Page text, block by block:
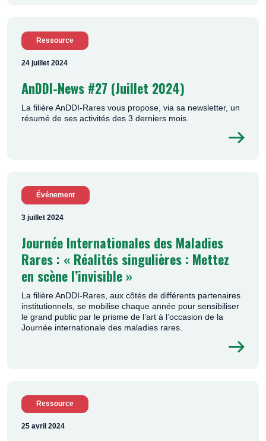
Ressource
24 juillet 2024
AnDDI-News #27 (Juillet 2024)
La filière AnDDI-Rares vous propose, via sa newsletter, un
résumé de ses activités des 3 derniers mois.
Événement
3 juillet 2024
Journée Internationales des Maladies
Rares : « Réalités singulières : Mettez
en scène l’invisible »
La filière AnDDI-Rares, aux côtés de différents partenaires
institutionnels, se mobilise chaque année pour sensibiliser
le grand public par le prisme de l’art à l’occasion de la
Journée internationale des maladies rares.
Ressource
25 avril 2024